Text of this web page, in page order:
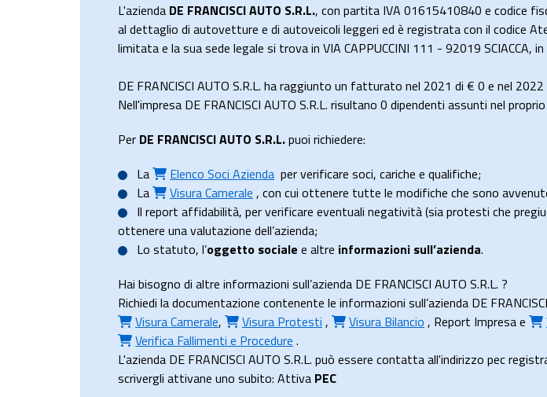
L'azienda DE FRANCISCI AUTO S.R.L., con partita IVA 01615410840 e codice
al dettaglio di autovetture e di autoveicoli leggeri ed è registrata con il codice
limitata e la sua sede legale si trova in VIA CAPPUCCINI 111 - 92019 SCIACCA, in
DE FRANCISCI AUTO S.R.L. ha raggiunto un fatturato nel 2021 di € 0 e nel 2022
Nell'impresa DE FRANCISCI AUTO S.R.L. risultano 0 dipendenti assunti nel
Per DE FRANCISCI AUTO S.R.L.puoi richiedere:
La
Elenco Soci Azienda per verificare soci, cariche e qualifiche;
La
Visura Camerale , con cui ottenere tutte le modifiche che sono
Il report affidabilità, per verificare eventuali negatività (sia protesti che
ottenere una valutazione dell’azienda;
Lo statuto, l’oggetto sociale e altre informazioni sull’azienda.
Hai bisogno di altre informazioni sull’azienda DE FRANCISCI AUTO S.R.L. ?
Richiedi la documentazione contenente le informazioni sull’azienda DE
Visura Camerale, Visura Protesti , Visura Bilancio , Report Impresae
Verifica Fallimenti e Procedure .
L'azienda DE FRANCISCI AUTO S.R.L. può essere contatta all'indirizzo pec
scrivergli attivane uno subito: Attiva PEC